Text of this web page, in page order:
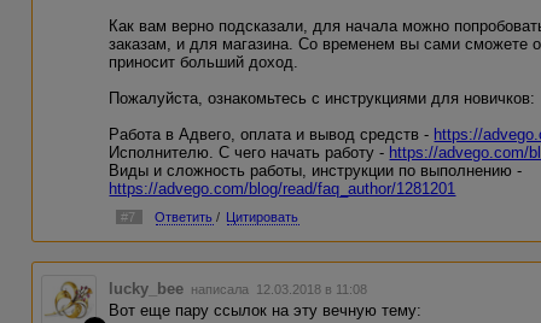
Как вам верно подсказали, для начала можно
заказам, и для магазина. Со временем вы сами сможете
приносит больший доход.
Пожалуйста, ознакомьтесь с инструкциями для новичков:
Работа в Адвего, оплата и вывод средств - https://
Исполнителю. С чего начать работу - https://advego.com/
Виды и сложность работы, инструкции по выполнению -
https://advego.com/blog/read/faq_author/1281201
#7 Ответить / Цитировать
lucky_bee написала 12.03.2018 в 11:08
Вот еще пару ссылок на эту вечную тему: